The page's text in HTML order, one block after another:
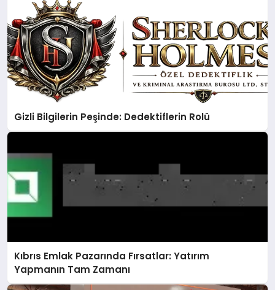
Gizli Bilgilerin Peşinde: Dedektiflerin Rolü
Kıbrıs Emlak Pazarında Fırsatlar: Yatırım
Yapmanın Tam Zamanı